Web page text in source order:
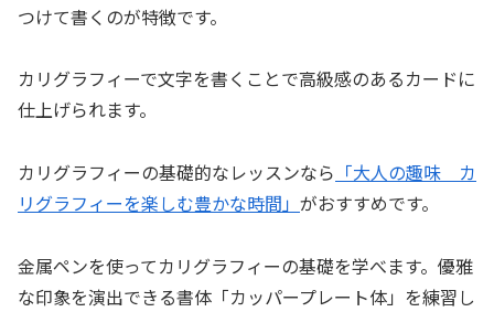
つけて書くのが特徴です。
カリグラフィーで文字を書くことで高級感のあるカードに
仕上げられます。
カリグラフィーの基礎的なレッスンなら 「大人の趣味 カ
リグラフィーを楽しむ豊かな時間」 がおすすめです。
金属ペンを使ってカリグラフィーの基礎を学べます。優雅
な印象を演出できる書体「カッパープレート体」を練習し